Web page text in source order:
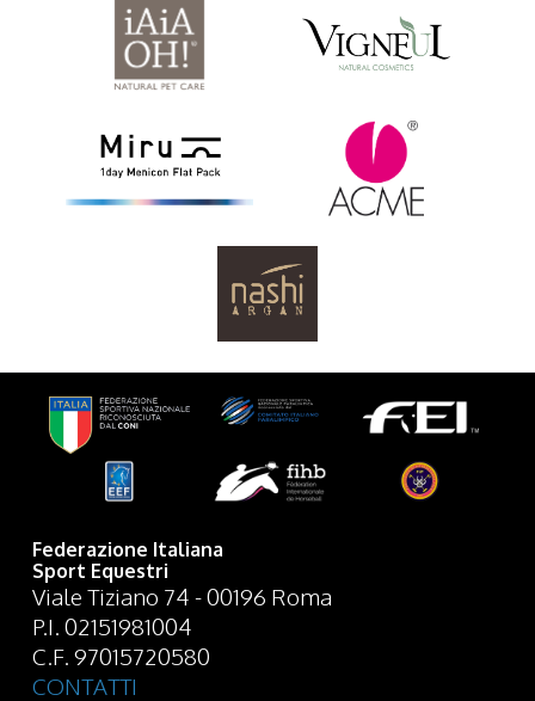
Federazione Italiana
Sport Equestri
Viale Tiziano 74 - 00196 Roma
P.I. 02151981004
C.F. 97015720580
CONTATTI